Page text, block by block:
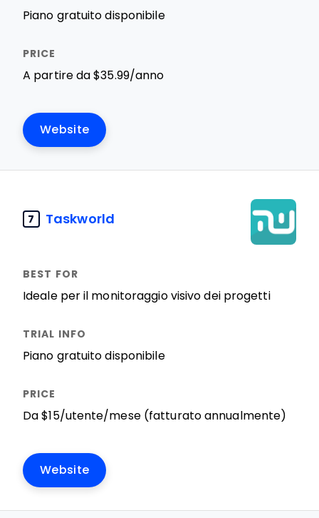
Piano gratuito disponibile
A partire da $35.99/anno
Website
7 Taskworld
Ideale per il monitoraggio visivo dei progetti
Piano gratuito disponibile
Da $15/utente/mese (fatturato annualmente)
Website